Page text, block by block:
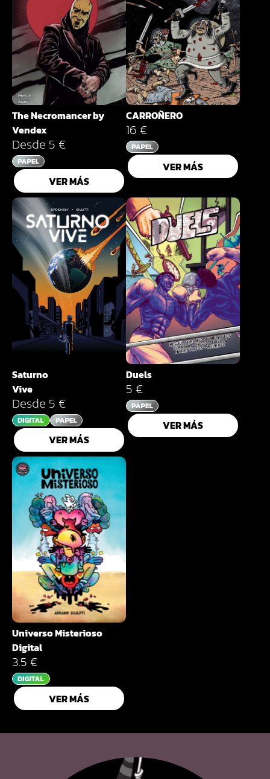
The Necromancer by
Vendex
Desde 5 €
VER MÁS
CARROÑERO
16 €
VER MÁS
Saturno
Vive
Desde 5 €
VER MÁS
Duels
5 €
VER MÁS
Universo Misterioso
Digital
3.5 €
VER MÁS